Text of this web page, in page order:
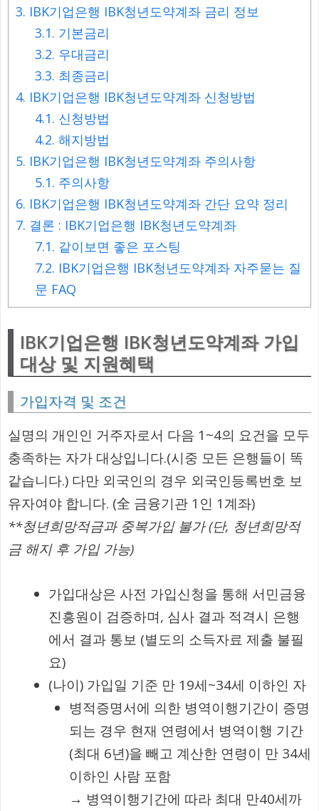
3. IBK기업은행 IBK청년도약계좌 금리 정보
3.1. 기본금리
3.2. 우대금리
3.3. 최종금리
4. IBK기업은행 IBK청년도약계좌 신청방법
4.1. 신청방법
4.2. 해지방법
5. IBK기업은행 IBK청년도약계좌 주의사항
5.1. 주의사항
6. IBK기업은행 IBK청년도약계좌 간단 요약 정리
7. 결론 : IBK기업은행 IBK청년도약계좌
7.1. 같이보면 좋은 포스팅
7.2. IBK기업은행 IBK청년도약계좌 자주묻는 질
문 FAQ
IBK기업은행 IBK청년도약계좌 가입
대상 및 지원혜택
가입자격 및 조건
실명의 개인인 거주자로서 다음 1~4의 요건을 모두
충족하는 자가 대상입니다.(시중 모든 은행들이 똑
같습니다.) 다만 외국인의 경우 외국인등록번호 보
유자여야 합니다. (全 금융기관 1인 1계좌)
**청년희망적금과 중복가입 불가 (단, 청년희망적
금 해지 후 가입 가능)
가입대상은 사전 가입신청을 통해 서민금융
진흥원이 검증하며, 심사 결과 적격시 은행
에서 결과 통보 (별도의 소득자료 제출 불필
요)
(나이) 가입일 기준 만 19세~34세 이하인 자
병적증명서에 의한 병역이행기간이 증명
되는 경우 현재 연령에서 병역이행 기간
(최대 6년)을 빼고 계산한 연령이 만 34세
이하인 사람 포함
→ 병역이행기간에 따라 최대 만40세까